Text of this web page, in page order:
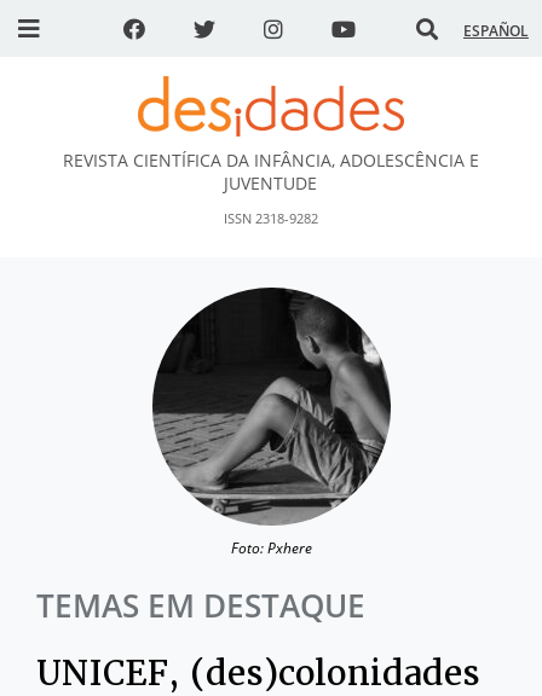
ESPAÑOL
DESidades
REVISTA CIENTÍFICA DA INFÂNCIA, ADOLESCÊNCIA E
JUVENTUDE
ISSN 2318-9282
Foto: Pxhere
TEMAS EM DESTAQUE
UNICEF, (des)colonidades